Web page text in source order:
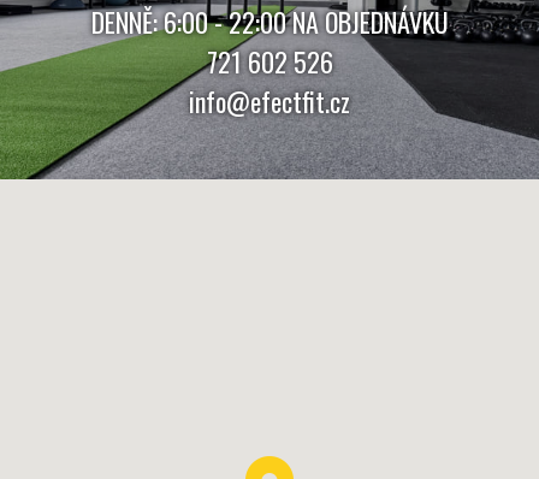
DENNĚ: 6:00 - 22:00 NA OBJEDNÁVKU
721 602 526
info@efectfit.cz